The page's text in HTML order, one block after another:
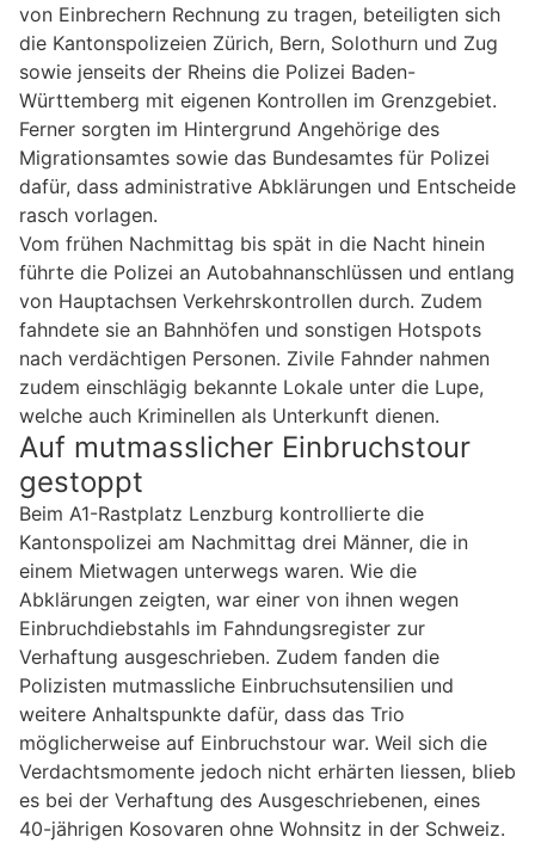
von Einbrechern Rechnung zu tragen, beteiligten sich
die Kantonspolizeien Zürich, Bern, Solothurn und Zug
sowie jenseits der Rheins die Polizei Baden-
Württemberg mit eigenen Kontrollen im Grenzgebiet.
Ferner sorgten im Hintergrund Angehörige des
Migrationsamtes sowie das Bundesamtes für Polizei
dafür, dass administrative Abklärungen und Entscheide
rasch vorlagen.
Vom frühen Nachmittag bis spät in die Nacht hinein
führte die Polizei an Autobahnanschlüssen und entlang
von Hauptachsen Verkehrskontrollen durch. Zudem
fahndete sie an Bahnhöfen und sonstigen Hotspots
nach verdächtigen Personen. Zivile Fahnder nahmen
zudem einschlägig bekannte Lokale unter die Lupe,
welche auch Kriminellen als Unterkunft dienen.
Auf mutmasslicher Einbruchstour
gestoppt
Beim A1-Rastplatz Lenzburg kontrollierte die
Kantonspolizei am Nachmittag drei Männer, die in
einem Mietwagen unterwegs waren. Wie die
Abklärungen zeigten, war einer von ihnen wegen
Einbruchdiebstahls im Fahndungsregister zur
Verhaftung ausgeschrieben. Zudem fanden die
Polizisten mutmassliche Einbruchsutensilien und
weitere Anhaltspunkte dafür, dass das Trio
möglicherweise auf Einbruchstour war. Weil sich die
Verdachtsmomente jedoch nicht erhärten liessen, blieb
es bei der Verhaftung des Ausgeschriebenen, eines
40-jährigen Kosovaren ohne Wohnsitz in der Schweiz.